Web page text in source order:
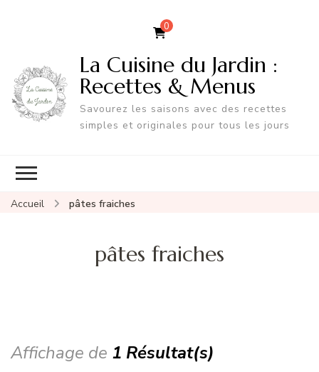
0
La Cuisine du Jardin :
Recettes & Menus
Savourez les saisons avec des recettes
simples et originales pour tous les jours
Accueil pâtes fraiches
pâtes fraiches
Affichage de 1 Résultat(s)